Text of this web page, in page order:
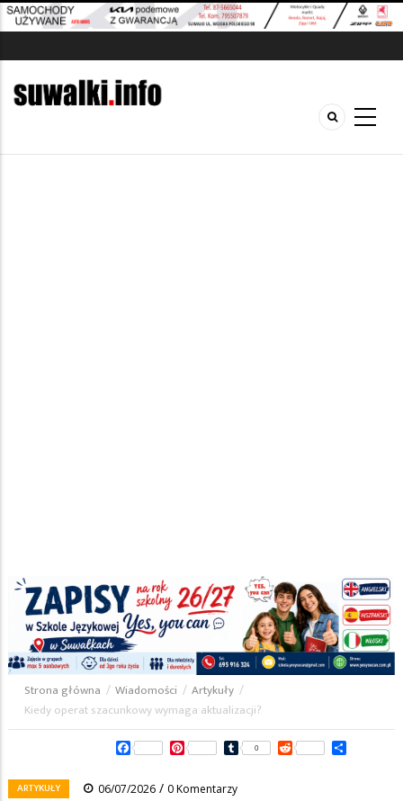
Ścieżka
nawigacyjna
Strona główna / Wiadomości / Artykuły /
Kiedy operat szacunkowy wymaga aktualizacji?
FacebookPinterestTumblr
0 Reddit
ARTYKUŁY 06/07/2026 / 0 Komentarzy